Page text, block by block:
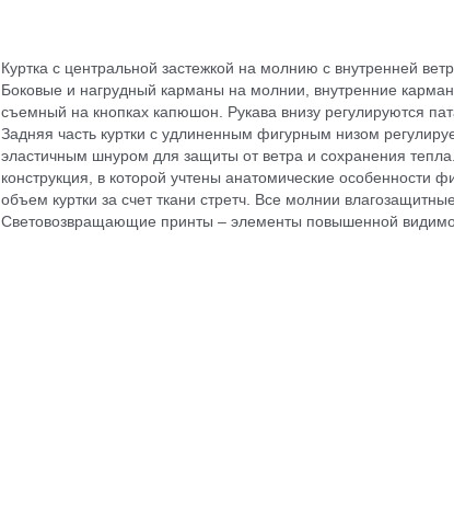
Куртка с центральной застежкой на молнию с внутренней
Боковые и нагрудный карманы на молнии, внутренние
съемный на кнопках капюшон. Рукава внизу регулируются
Задняя часть куртки с удлиненным фигурным низом
эластичным шнуром для защиты от ветра и сохранения
конструкция, в которой учтены анатомические особенности
объем куртки за счет ткани стретч. Все молнии влагозащитные.
Световозвращающие принты – элементы повышенной